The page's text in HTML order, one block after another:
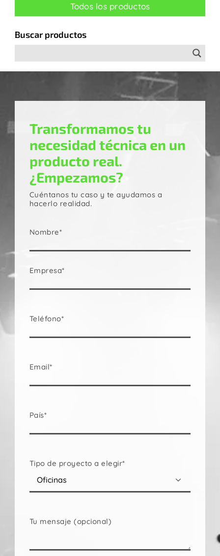
Todos los productos
Buscar productos
Transformamos tu
necesidad técnica en un
producto real.
¿Empezamos?
Cuéntanos tu caso y te ayudamos a
hacerlo realidad.
Nombre*
Empresa*
Teléfono*
Email*
País*
Tipo de proyecto a elegir*

Tu mensaje (opcional)